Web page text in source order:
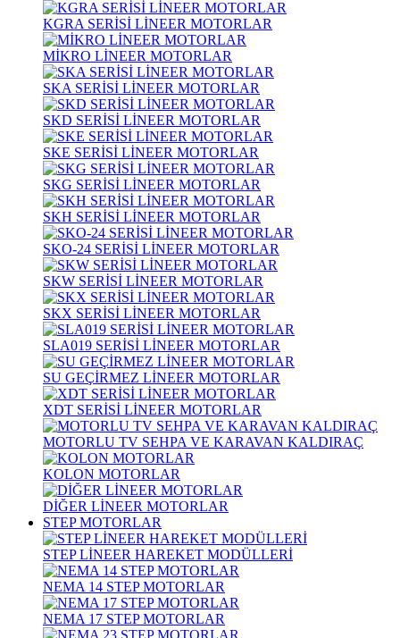
KGRA SERİSİ LİNEER MOTORLAR
MİKRO LİNEER MOTORLAR
SKA SERİSİ LİNEER MOTORLAR
SKD SERİSİ LİNEER MOTORLAR
SKE SERİSİ LİNEER MOTORLAR
SKG SERİSİ LİNEER MOTORLAR
SKH SERİSİ LİNEER MOTORLAR
SKO-24 SERİSİ LİNEER MOTORLAR
SKW SERİSİ LİNEER MOTORLAR
SKX SERİSİ LİNEER MOTORLAR
SLA019 SERİSİ LİNEER MOTORLAR
SU GEÇİRMEZ LİNEER MOTORLAR
XDT SERİSİ LİNEER MOTORLAR
MOTORLU TV SEHPA VE KARAVAN KALDIRAÇ
KOLON MOTORLAR
DİĞER LİNEER MOTORLAR
STEP MOTORLAR
STEP LİNEER HAREKET MODÜLLERİ
NEMA 14 STEP MOTORLAR
NEMA 17 STEP MOTORLAR